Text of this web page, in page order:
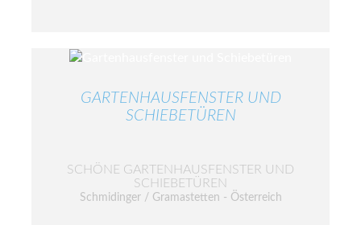
GARTENHAUSFENSTER UND
SCHIEBETÜREN
SCHÖNE GARTENHAUSFENSTER UND
SCHIEBETÜREN
Schmidinger / Gramastetten - Österreich